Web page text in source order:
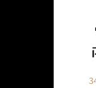
מנהלת בת 34